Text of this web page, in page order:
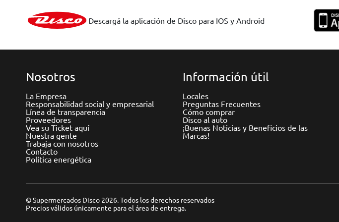
Descargá la aplicación de Disco para IOS y Android
Nosotros
La Empresa
Responsabilidad social y empresarial
Línea de transparencia
Proveedores
Vea su Ticket aquí
Nuestra gente
Trabaja con nosotros
Contacto
Política energética
Información útil
Locales
Preguntas Frecuentes
Cómo comprar
Disco al auto
¡Buenas Noticias y Beneficios de las
Marcas!
© Supermercados Disco 2026. Todos los derechos reservados
Precios válidos únicamente para el área de entrega.